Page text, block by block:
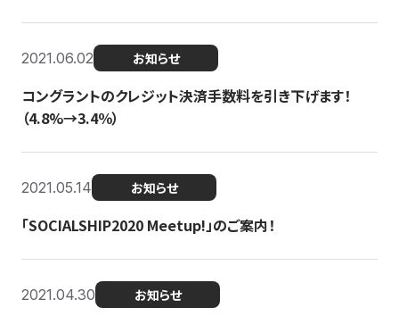
2021.06.02 お知らせ
コングラントのクレジット決済手数料を引き下げます！
（4.8%→3.4％）
2021.05.14 お知らせ
「SOCIALSHIP2020 Meetup!」のご案内！
2021.04.30 お知らせ